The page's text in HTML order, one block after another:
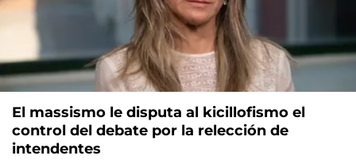
El massismo le disputa al kicillofismo el
control del debate por la relección de
intendentes